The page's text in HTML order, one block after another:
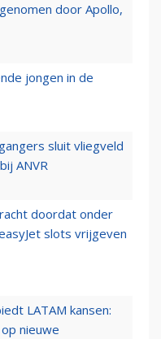
door Apollo,
jongen in de
sluit vliegveld
ANVR
doordat onder
slots vrijgeven
LATAM kansen:
nieuwe